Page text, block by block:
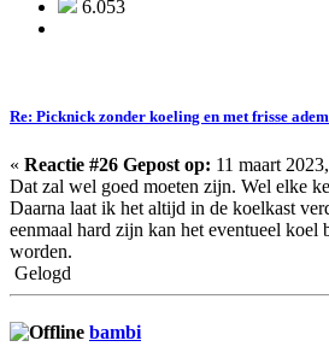
6.053
Re: Picknick zonder koeling en met frisse adem
« Reactie #26 Gepost op: 11 maart
Dat zal wel goed moeten zijn. Wel elke
Daarna laat ik het altijd in de koelkast
eenmaal hard zijn kan het eventueel koel
worden.
Gelogd
bambi